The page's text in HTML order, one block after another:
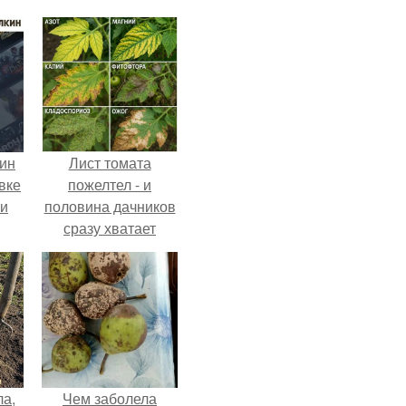
Лист томата
пожелтел - и
половина дачников
сразу хватает
удобрение.
Чем заболела